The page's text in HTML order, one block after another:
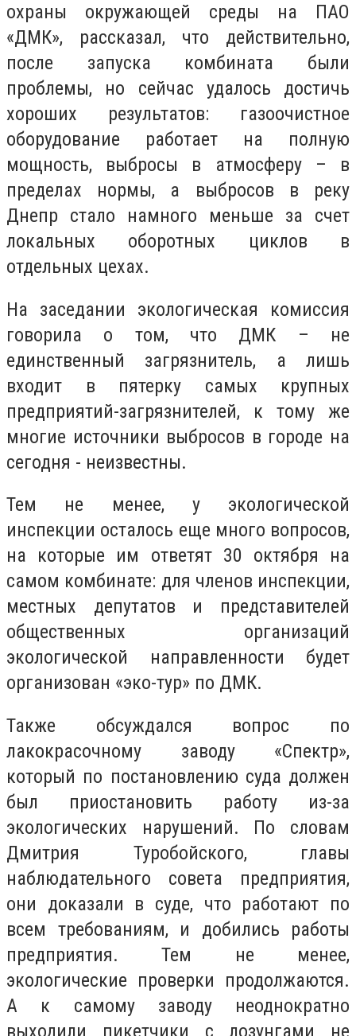
охраны окружающей среды на ПАО
«ДМК», рассказал, что действительно,
после запуска комбината были
проблемы, но сейчас удалось достичь
хороших результатов: газоочистное
оборудование работает на полную
мощность, выбросы в атмосферу – в
пределах нормы, а выбросов в реку
Днепр стало намного меньше за счет
локальных оборотных циклов в
отдельных цехах.
На заседании экологическая комиссия
говорила о том, что ДМК – не
единственный загрязнитель, а лишь
входит в пятерку самых крупных
предприятий-загрязнителей, к тому же
многие источники выбросов в городе на
сегодня - неизвестны.
Тем не менее, у экологической
инспекции осталось еще много вопросов,
на которые им ответят 30 октября на
самом комбинате: для членов инспекции,
местных депутатов и представителей
общественных организаций
экологической направленности будет
организован «эко-тур» по ДМК.
Также обсуждался вопрос по
лакокрасочному заводу «Спектр»,
который по постановлению суда должен
был приостановить работу из-за
экологических нарушений. По словам
Дмитрия Туробойского, главы
наблюдательного совета предприятия,
они доказали в суде, что работают по
всем требованиям, и добились работы
предприятия. Тем не менее,
экологические проверки продолжаются.
А к самому заводу неоднократно
выходили пикетчики с лозунгами не